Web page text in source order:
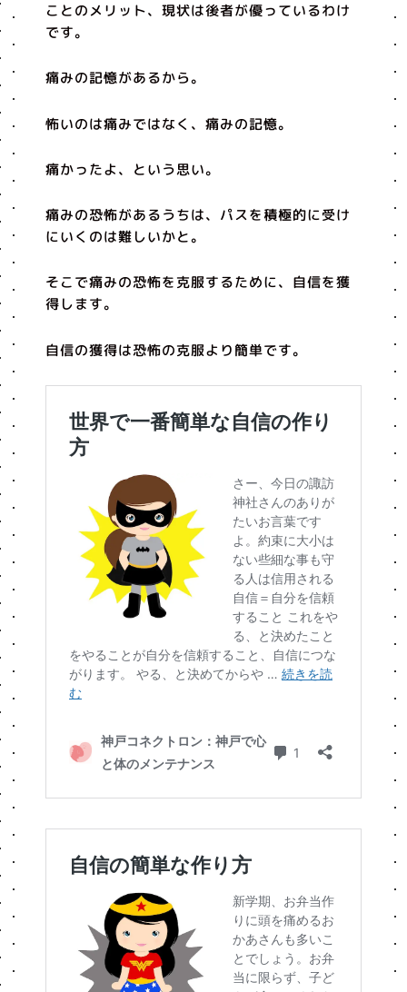
ことのメリット、現状は後者が優っているわけ
です。
痛みの記憶があるから。
怖いのは痛みではなく、痛みの記憶。
痛かったよ、という思い。
痛みの恐怖があるうちは、パスを積極的に受け
にいくのは難しいかと。
そこで痛みの恐怖を克服するために、自信を獲
得します。
自信の獲得は恐怖の克服より簡単です。